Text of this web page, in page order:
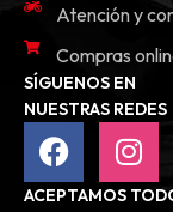
Atención y
Compras
SÍGUENOS EN
NUESTRAS REDES
ACEPTAMOS